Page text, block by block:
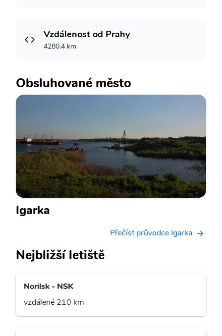
Vzdálenost od Prahy
4280.4 km
Obsluhované město
Igarka
Přečíst průvodce Igarka
Nejbližší letiště
Norilsk - NSK
vzdálené 210 km